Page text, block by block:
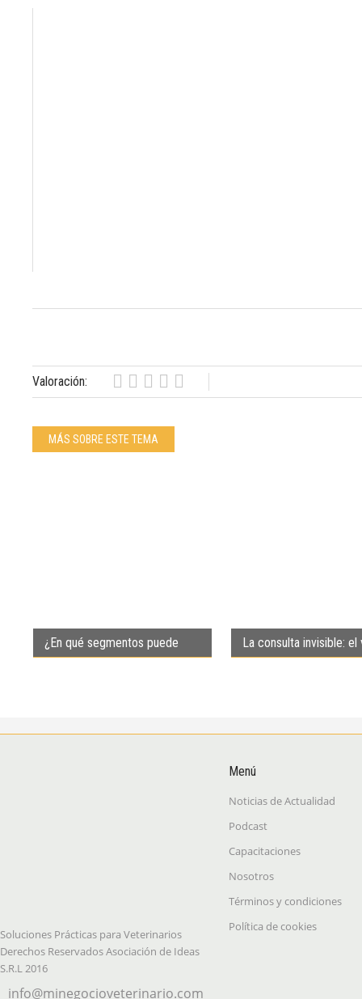
Valoración:
MÁS SOBRE ESTE TEMA
¿En qué segmentos puede
La consulta invisible: el
Soluciones Prácticas para Veterinarios
Derechos Reservados Asociación de Ideas
S.R.L 2016
info@minegocioveterinario.com
Menú
Noticias de Actualidad
Podcast
Capacitaciones
Nosotros
Términos y condiciones
Política de cookies